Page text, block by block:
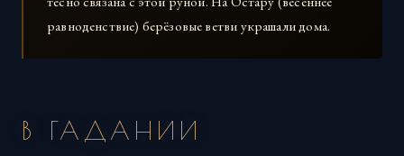
равноденствие) берёзовые ветви украшали дома.
В ГАДАНИИ